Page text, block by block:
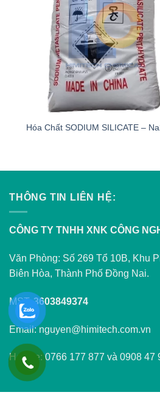
Hóa Chất SODIUM SILICATE –
THÔNG TIN LIÊN HỆ:
CÔNG TY TNHH XNK CÔNG
Văn Phòng: Số 269 Tổ 10B, Khu
Biên Hòa, Thành Phố Đồng Nai.
MST:3603849374
Email: nguyen@himitech.com.vn
Hotline: 0766 177 877 và 0908 47